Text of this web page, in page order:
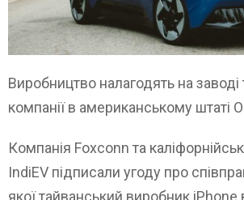
Виробництво налагодять на заводі
компанії в американському штаті
Компанія Foxconn та
IndiEV підписали угоду про
якої тайванський виробник iPhone